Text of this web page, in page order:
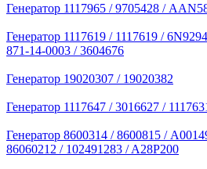
Генератор 1117965 / 9705428 /
Генератор 1117619 / 1117619 /
871-14-0003 / 3604676
Генератор 19020307 / 19020382
Генератор 1117647 / 3016627 /
Генератор 8600314 / 8600815 /
86060212 / 102491283 / A28P200